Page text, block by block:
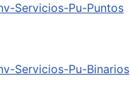
Servicios-Pu-Puntos
Servicios-Pu-Binarios